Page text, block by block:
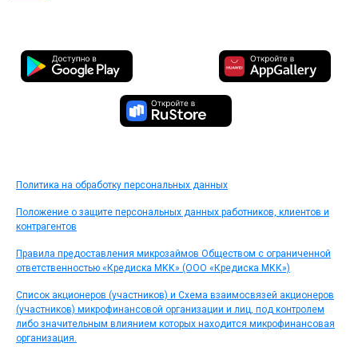
Политика на обработку персональных данных
Положение о защите персональных данных работников, клиентов и
контрагентов
Правила предоставления микрозаймов Обществом с ограниченной
ответственностью «Кредиска МКК» (ООО «Кредиска МКК»)
Список акционеров (участников) и Схема взаимосвязей акционеров
(участников) микрофинансовой организации и лиц, под контролем
либо значительным влиянием которых находится микрофинансовая
организация.